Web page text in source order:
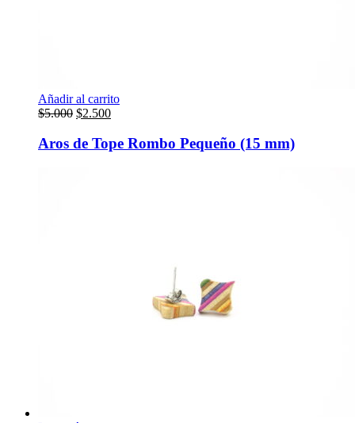
Añadir al carrito
$5.000 El
original
$2.500El
actual
es:
Aros de Tope Rombo Pequeño (15 mm)